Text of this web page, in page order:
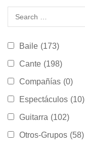
Baile (173)
Cante (198)
Compañías (0)
Espectáculos (10)
Guitarra (102)
Otros-Grupos (58)